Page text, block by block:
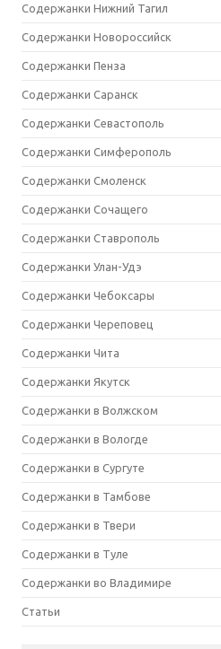
Содержанки Нижний Тагил
Содержанки Новороссийск
Содержанки Пенза
Содержанки Саранск
Содержанки Севастополь
Содержанки Симферополь
Содержанки Смоленск
Содержанки Сочащего
Содержанки Ставрополь
Содержанки Улан-Удэ
Содержанки Чебоксары
Содержанки Череповец
Содержанки Чита
Содержанки Якутск
Содержанки в Волжском
Содержанки в Вологде
Содержанки в Сургуте
Содержанки в Тамбове
Содержанки в Твери
Содержанки в Туле
Содержанки во Владимире
Статьи